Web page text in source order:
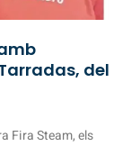
del
Fira Steam, els